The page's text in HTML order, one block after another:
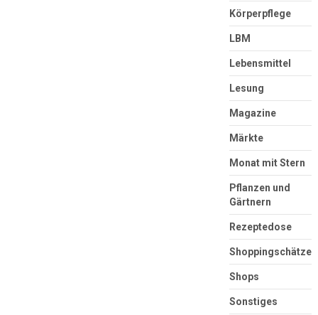
Körperpflege
LBM
Lebensmittel
Lesung
Magazine
Märkte
Monat mit Stern
Pflanzen und
Gärtnern
Rezeptedose
Shoppingschätze
Shops
Sonstiges